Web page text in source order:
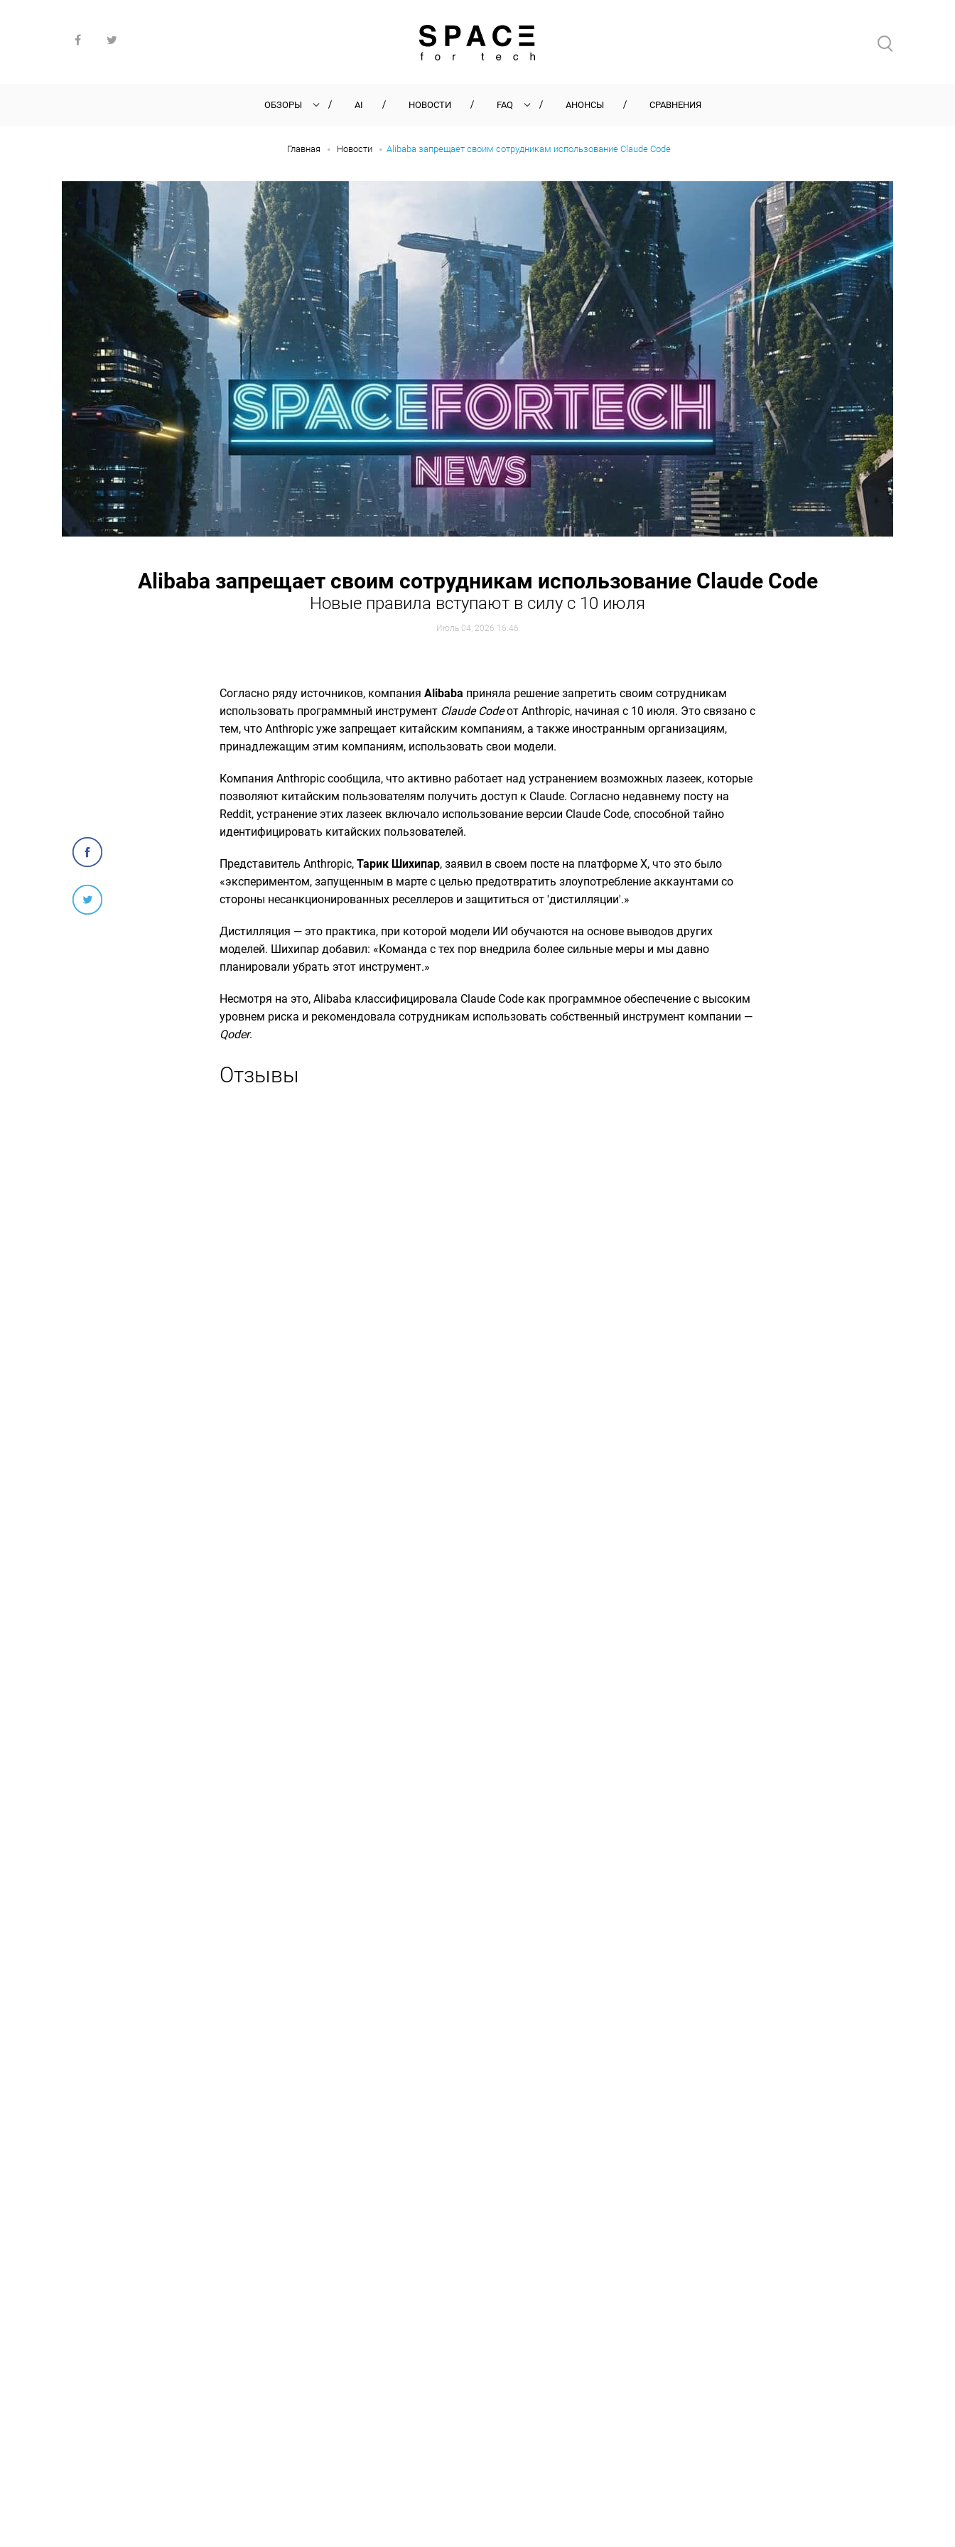
ОБЗОРЫ AI НОВОСТИ FAQ АНОНСЫ СРАВНЕНИЯ
Главная Новости Alibaba запрещает своим сотрудникам использование Claude Code
Alibaba запрещает своим сотрудникам использование Claude Code
Новые правила вступают в силу с 10 июля
Июль 04, 2026 16:46
Согласно ряду источников, компанияAlibaba приняла решение запретить своим сотрудникам
использовать программный инструмент Claude Codeот Anthropic, начиная с 10 июля. Это связано с
тем, что Anthropic уже запрещает китайским компаниям, а также иностранным организациям,
принадлежащим этим компаниям, использовать свои модели.
Компания Anthropic сообщила, что активно работает над устранением возможных лазеек, которые
позволяют китайским пользователям получить доступ к Claude. Согласно недавнему посту на
Reddit, устранение этих лазеек включало использование версии Claude Code, способной тайно
идентифицировать китайских пользователей.
Представитель Anthropic,Тарик Шихипар, заявил в своем посте на платформе X, что это было
«экспериментом, запущенным в марте с целью предотвратить злоупотребление аккаунтами со
стороны несанкционированных реселлеров и защититься от 'дистилляции'.»
Дистилляция — это практика, при которой модели ИИ обучаются на основе выводов других
моделей. Шихипар добавил: «Команда с тех пор внедрила более сильные меры и мы давно
планировали убрать этот инструмент.»
Несмотря на это, Alibaba классифицировала Claude Code как программное обеспечение с высоким
уровнем риска и рекомендовала сотрудникам использовать собственный инструмент компании —
Qoder.
Отзывы